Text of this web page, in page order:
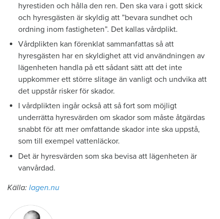
hyrestiden och hålla den ren. Den ska vara i gott skick
och hyresgästen är skyldig att ”bevara sundhet och
ordning inom fastigheten”. Det kallas vårdplikt.
Vårdplikten kan förenklat sammanfattas så att
hyresgästen har en skyldighet att vid användningen av
lägenheten handla på ett sådant sätt att det inte
uppkommer ett större slitage än vanligt och undvika att
det uppstår risker för skador.
I vårdplikten ingår också att så fort som möjligt
underrätta hyresvärden om skador som måste åtgärdas
snabbt för att mer omfattande skador inte ska uppstå,
som till exempel vattenläckor.
Det är hyresvärden som ska bevisa att lägenheten är
vanvårdad.
Källa: lagen.nu